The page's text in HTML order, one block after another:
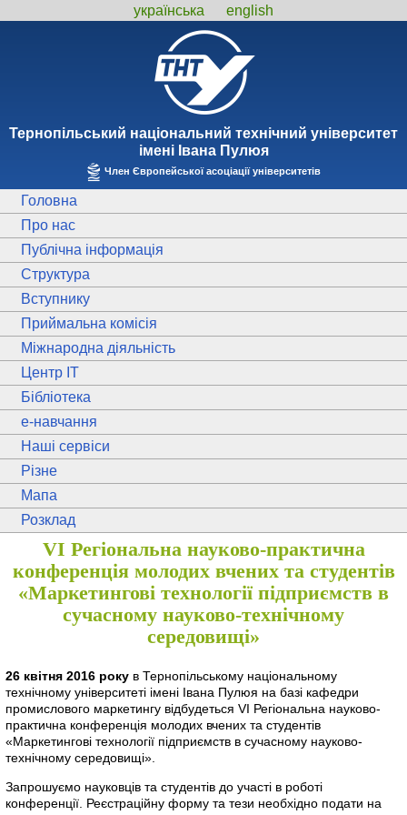
українська english
Тернопiльський національний технiчний унiверситет
iменi Iвана Пулюя
Член Європейської асоціації університетів
Головна
Про нас
Публічна інформація
Структура
Вступнику
Приймальна комісія
Міжнародна діяльність
Центр ІТ
Бібліотека
e-навчання
Наші сервіси
Різне
Мапа
Розклад
VI Регіональна науково-практична
конференція молодих вчених та студентів
«Маркетингові технології підприємств в
сучасному науково-технічному
середовищі»
26 квітня 2016 року в Тернопільському національному
технічному університеті імені Івана Пулюя на базі кафедри
промислового маркетингу відбудеться VI Регіональна науково-
практична конференція молодих вчених та студентів
«Маркетингові технології підприємств в сучасному науково-
технічному середовищі».
Запрошуємо науковців та студентів до участі в роботі
конференції. Реєстраційну форму та тези необхідно подати на